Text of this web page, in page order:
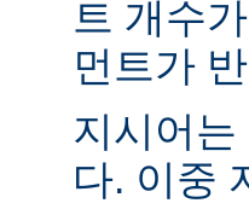
트 개수
먼트가
지시어
다. 이중